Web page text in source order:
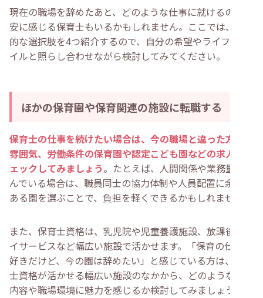
現在の職場を辞めたあと、どのような仕事に就けるのか不
安に感じる保育士もいるかもしれません。ここでは、代表
的な選択肢を4つ紹介するので、自分の希望やライフスタ
イルと照らし合わせながら検討してみてください。
ほかの保育園や保育関連の施設に転職する
保育士の仕事を続けたい場合は、今の職場と違った方針や
雰囲気、労働条件の保育園や認定こども園などの求人をチ
ェックしてみましょう。たとえば、人間関係や業務量に悩
んでいる場合は、職員同士の協力体制や人員配置に余裕の
ある園を選ぶことで、負担を軽くできるかもしれません。
また、保育士資格は、乳児院や児童養護施設、放課後等デ
イサービスなど幅広い施設で活かせます。「保育の仕事は
好きだけど、今の園は辞めたい」と感じている方は、保育
士資格が活かせる幅広い施設のなかから、どのような仕事
内容や職場環境に魅力を感じるか検討してみましょう。